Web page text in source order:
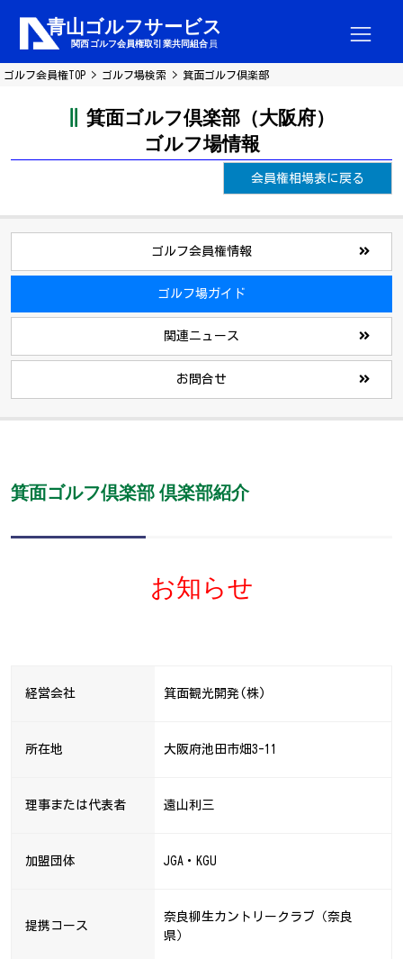
ゴルフ会員権TOP ゴルフ場検索 箕面ゴルフ倶楽部
箕面ゴルフ倶楽部（大阪府）
ゴルフ場情報
会員権相場表に戻る
ゴルフ会員権情報
ゴルフ場ガイド
関連ニュース
お問合せ
箕面ゴルフ倶楽部 倶楽部紹介
お知らせ
経営会社 箕面観光開発(株)
所在地 大阪府池田市畑3-11
理事または代表者 遠山利三
加盟団体 JGA・KGU
提携コース
奈良柳生カントリークラブ（奈良
県）